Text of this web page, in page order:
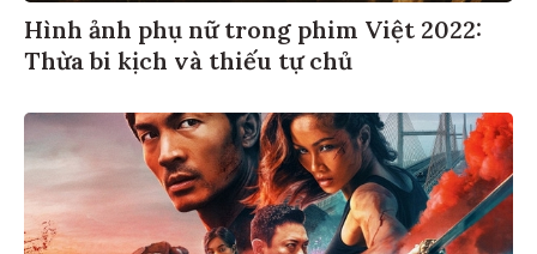
Hình ảnh phụ nữ trong phim Việt 2022:
Thừa bi kịch và thiếu tự chủ